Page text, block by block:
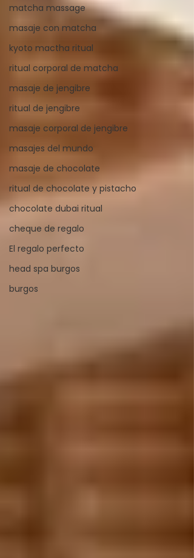
matcha massage
masaje con matcha
kyoto mactha ritual
ritual corporal de matcha
masaje de jengibre
ritual de jengibre
masaje corporal de jengibre
masajes del mundo
masaje de chocolate
ritual de chocolate y pistacho
chocolate dubai ritual
cheque de regalo
El regalo perfecto
head spa burgos
burgos